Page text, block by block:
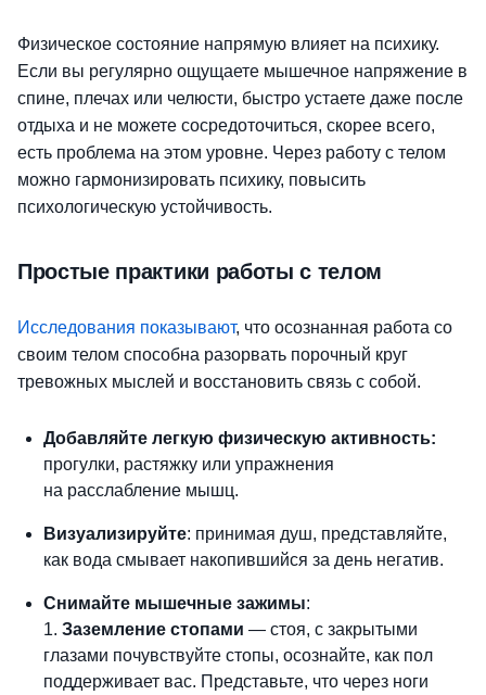
Физическое состояние напрямую влияет на психику.
Если вы регулярно ощущаете мышечное напряжение в
спине, плечах или челюсти, быстро устаете даже после
отдыха и не можете сосредоточиться, скорее всего,
есть проблема на этом уровне. Через работу с телом
можно гармонизировать психику, повысить
психологическую устойчивость.
Простые практики работы с телом
Исследования показывают, что осознанная работа со
своим телом способна разорвать порочный круг
тревожных мыслей и восстановить связь с собой.
Добавляйте легкую физическую активность:
прогулки, растяжку или упражнения
на расслабление мышц.
Визуализируйте: принимая душ, представляйте,
как вода смывает накопившийся за день негатив.
Снимайте мышечные зажимы:
1. Заземление стопами — стоя, с закрытыми
глазами почувствуйте стопы, осознайте, как пол
поддерживает вас. Представьте, что через ноги